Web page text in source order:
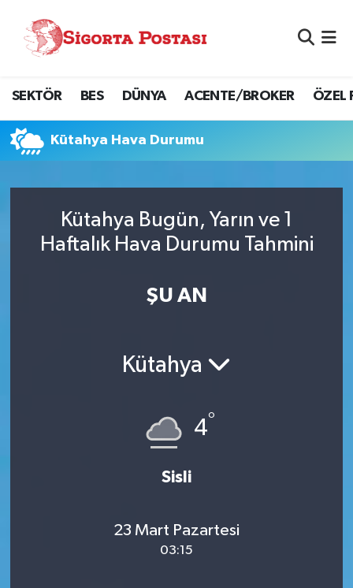
SEKTÖR BES DÜNYA ACENTE/BROKER ÖZEL
Kütahya Hava Durumu
Kütahya Bugün, Yarın ve 1
Haftalık Hava Durumu Tahmini
ŞU AN
Kütahya
4°
Sisli
23 Mart Pazartesi
03:15
Nöbetçi Eczaneler
Hava Durumu
Namaz Vakitleri
Süper Lig Puan Durumu ve Fikstür
Son Dakika Haberleri